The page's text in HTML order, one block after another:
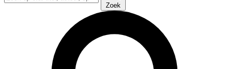
Zoek